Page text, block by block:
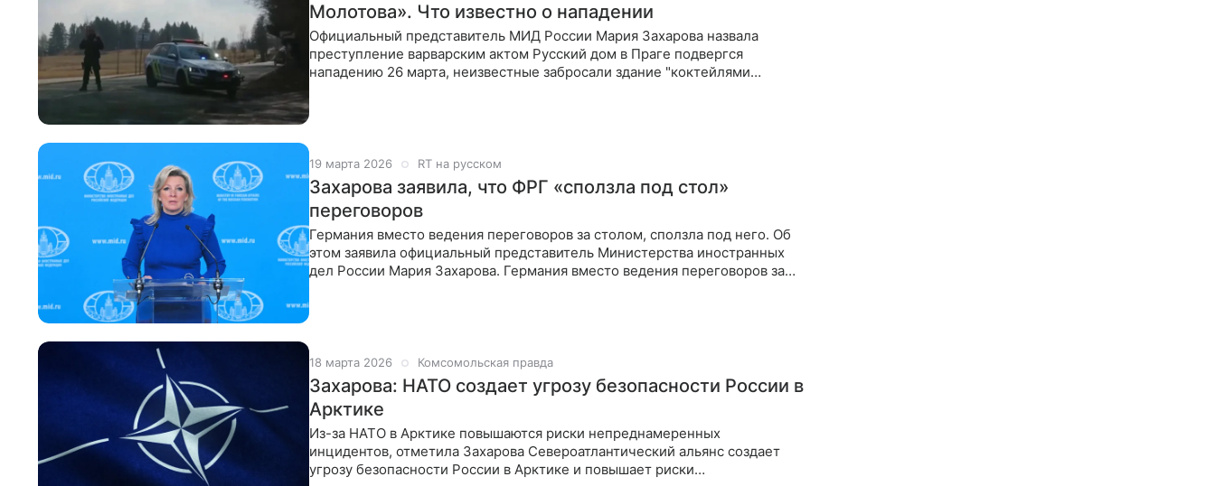
Молотова». Что известно о нападении
Официальный представитель МИД России Мария Захарова назвала
преступление варварским актом Русский дом в Праге подвергся
нападению 26 марта, неизвестные забросали здание "коктейлями
19 марта 2026 RT на русском
Захарова заявила, что ФРГ «сползла под стол»
переговоров
Германия вместо ведения переговоров за столом, сползла под него. Об
этом заявила официальный представитель Министерства иностранных
дел России Мария Захарова. Германия вместо ведения переговоров за
18 марта 2026 Комсомольская правда
Захарова: НАТО создает угрозу безопасности России в
Арктике
Из-за НАТО в Арктике повышаются риски непреднамеренных
инцидентов, отметила Захарова Североатлантический альянс создает
угрозу безопасности России в Арктике и повышает риски